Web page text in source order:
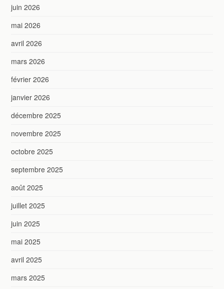
juin 2026
mai 2026
avril 2026
mars 2026
février 2026
janvier 2026
décembre 2025
novembre 2025
octobre 2025
septembre 2025
août 2025
juillet 2025
juin 2025
mai 2025
avril 2025
mars 2025